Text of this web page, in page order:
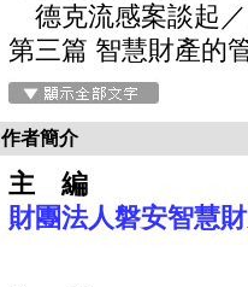
德克流感案談起
第三篇 智慧財產的
作者簡介
主 編
財團法人磐安智慧